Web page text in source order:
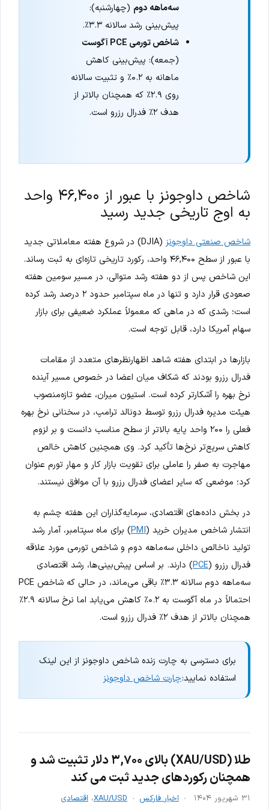
سه‌ماهه دوم (چهارشنبه):
پیش‌بینی رشد سالانه ۳.۳٪.
شاخص تورمی PCE آگوست
(جمعه): پیش‌بینی کاهش
ماهانه به ۰.۲٪ و تثبیت سالانه
روی ۲.۹٪ که همچنان بالاتر از
هدف ۲٪ فدرال رزرو است.
شاخص داوجونز با عبور از ۴۶,۴۰۰ واحد
به اوج تاریخی جدید رسید
شاخص صنعتی داوجونز
(DJIA) در شروع هفته معاملاتی جدید
با عبور از سطح ۴۶,۴۰۰ واحد، رکورد تاریخی تازه‌ای به ثبت رساند.
این شاخص پس از دو هفته رشد متوالی، در مسیر سومین هفته
صعودی قرار دارد و تنها در ماه سپتامبر حدود ۲ درصد رشد کرده
است؛ رشدی که در ماهی که معمولاً عملکرد ضعیفی برای بازار
سهام آمریکا دارد، قابل توجه است.
بازارها در ابتدای هفته شاهد اظهارنظرهای متعدد از مقامات
فدرال رزرو بودند که شکاف میان اعضا در خصوص مسیر آینده
نرخ بهره را آشکارتر کرده است. استیون میران، عضو تازه‌منصوب
هیئت مدیره فدرال رزرو توسط دونالد ترامپ، در سخنانی نرخ بهره
فعلی را ۲۰۰ واحد پایه بالاتر از سطح مناسب دانست و بر لزوم
کاهش سریع‌تر نرخ‌ها تأکید کرد. وی همچنین کاهش خالص
مهاجرت به صفر را عاملی برای تقویت بازار کار و مهار تورم عنوان
کرد؛ موضعی که سایر اعضای فدرال رزرو با آن موافق نیستند.
در بخش داده‌های اقتصادی، سرمایه‌گذاران این هفته چشم به
انتشار شاخص مدیران خرید (PMI) برای ماه سپتامبر، آمار رشد
تولید ناخالص داخلی سه‌ماهه دوم و شاخص تورمی مورد علاقه
فدرال رزرو (PCE) دارند. بر اساس پیش‌بینی‌ها، رشد اقتصادی
سه‌ماهه دوم سالانه ۳.۳٪ باقی می‌ماند، در حالی که شاخص PCE
احتمالاً در ماه آگوست به ۰.۲٪ کاهش می‌یابد اما نرخ سالانه ۲.۹٪
همچنان بالاتر از هدف ۲٪ فدرال رزرو است.
برای دسترسی به چارت زنده شاخص داوجونز از این لینک
استفاده نمایید:چارت شاخص داوجونز
طلا (XAU/USD) بالای ۳,۷۰۰ دلار تثبیت شد و
همچنان رکوردهای جدید ثبت می کند
۳۱ شهریور ۱۴۰۴ اخبار فارکس XAU/USD، اقتصادی